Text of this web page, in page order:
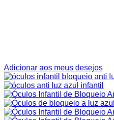
Adicionar aos meus desejos